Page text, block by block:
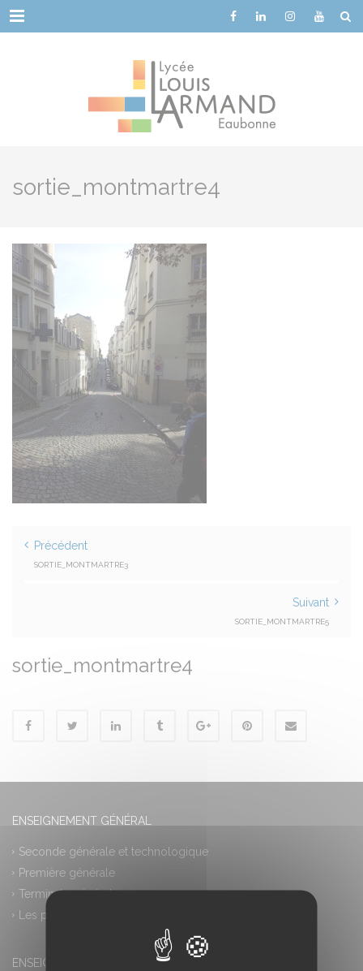
Menu
sortie_montmartre4
Précédent
SORTIE_MONTMARTRE3
Suivant
SORTIE_MONTMARTRE5
sortie_montmartre4
ENSEIGNEMENT GÉNÉRAL
Seconde générale et technologique
Première générale
Terminale générale
Les plus
ENSEIGNEMENT PROFESSIONNEL
Cookies management panel